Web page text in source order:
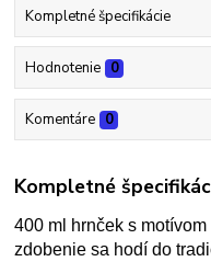
Kompletné špecifikácie
Hodnotenie 0
Komentáre 0
Kompletné
400 ml hrnček s
zdobenie sa hodí do